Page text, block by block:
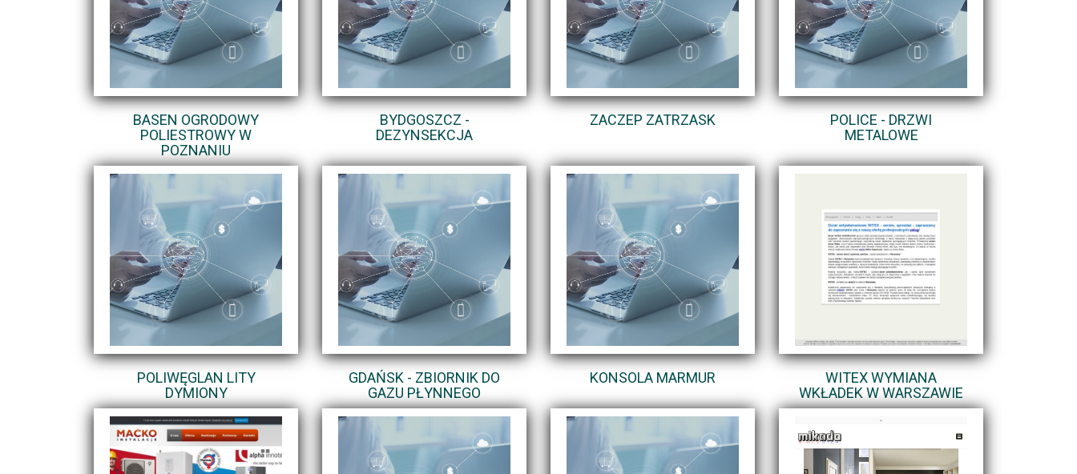
BASEN OGRODOWY
POLIESTROWY W
POZNANIU
BYDGOSZCZ -
DEZYNSEKCJA
ZACZEP ZATRZASK
POLICE - DRZWI
METALOWE
POLIWĘGLAN LITY
DYMIONY
GDAŃSK - ZBIORNIK DO
GAZU PŁYNNEGO
KONSOLA MARMUR
WITEX WYMIANA
WKŁADEK W WARSZAWIE